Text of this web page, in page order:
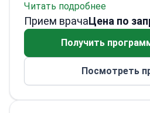
обществ (EANS). Д-р
специализируется на
стеноза. Он практикует
учреждении,
Прошел
по спинальной и
Выполняет
дисков.
Читать подробнее
Прием врачаЦена по
Получить
Посмотреть